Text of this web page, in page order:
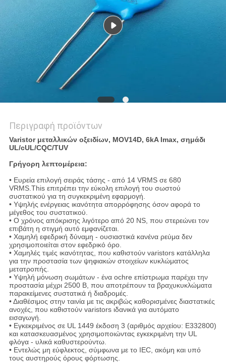
PRIVACY
POLICY
Περιγραφή προϊόντων
Varistor μεταλλικών οξειδίων, MOV14D, 6kA Imax, σημάδι
UL/cUL/CQC/TUV
Γρήγορη λεπτομέρεια:
• Ευρεία επιλογή σειράς τάσης - από 14 VRMS σε 680
VRMS.This επιτρέπει την εύκολη επιλογή του σωστού
συστατικού για τη συγκεκριμένη εφαρμογή.
• Υψηλής ενέργειας ικανότητα απορρόφησης όσον αφορά το
μέγεθος του συστατικού.
• Ο χρόνος απόκρισης λιγότερο από 20 NS, που στερεώνει τον
επιβάτη η στιγμή αυτό εμφανίζεται.
• Χαμηλή εφεδρική δύναμη - ουσιαστικά κανένα ρεύμα δεν
χρησιμοποιείται στον εφεδρικό όρο.
• Χαμηλές τιμές ικανότητας, που καθιστούν varistors κατάλληλα
για την προστασία των ψηφιακών στοιχείων κυκλώματος
μετατροπής.
• Υψηλή μόνωση σωμάτων - ένα ochre επίστρωμα παρέχει την
προστασία μέχρι 2500 Β, που αποτρέπουν τα βραχυκυκλώματα
παρακείμενες συστατικά ή διαδρομές.
• Διαθέσιμος στην ταινία με τις ακριβώς καθορισμένες διαστατικές
ανοχές, που καθιστούν varistors ιδανικά για αυτόματο
εισαγωγή.
• Εγκεκριμένος σε UL 1449 έκδοση 3 (αριθμός αρχείου: E332800)
και κατασκευασμένος χρησιμοποιώντας εγκεκριμένη την UL
φλόγα - υλικά καθυστερούντω.
• Εντελώς μη εύφλεκτος, σύμφωνα με το IEC, ακόμη και υπό
τους αυστηρούς όρους φόρτωσης.